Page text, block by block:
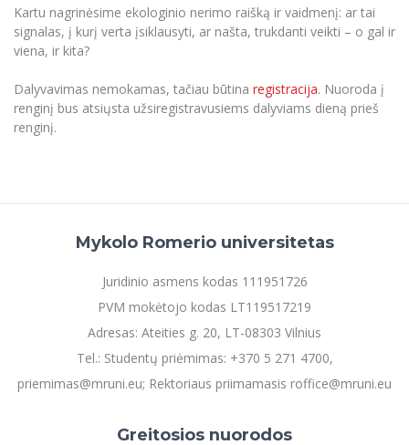
Partnerystės
Vilniaus Karaliaus Sedžiongo institutas
Azijos centras
Frankofoniškų šalių studijų centras
Viešai skelbiama informacija
Civilinė sauga
Studijų tvarkaraštis
Daugiafaktorinė autentifikacija universiteto
darbuotojams (MFA)
Intranetas
eDVS
Microsoft Office 365
Pagalbos sistema
Profesinė sąjunga
Kartu nagrinėsime ekologinio nerimo raišką ir vaidmenį: ar tai
signalas, į kurį verta įsiklausyti, ar našta, trukdanti veikti – o gal ir
viena, ir kita?
Dalyvavimas nemokamas, tačiau būtina registracija. Nuoroda į
renginį bus atsiųsta užsiregistravusiems dalyviams dieną prieš
renginį.
Mykolo Romerio universitetas
Juridinio asmens kodas 111951726
PVM mokėtojo kodas LT119517219
Adresas: Ateities g. 20, LT-08303 Vilnius
Tel.: Studentų priėmimas: +370 5 271 4700,
priemimas@mruni.eu; Rektoriaus priimamasis roffice@mruni.eu
Greitosios nuorodos